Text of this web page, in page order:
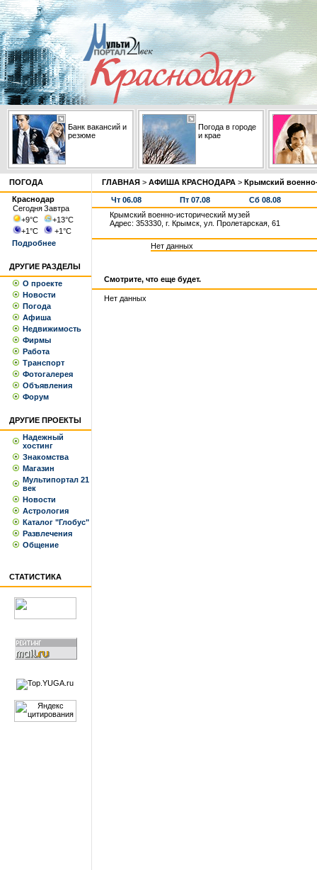
Банк вакансий и
резюме
Погода в городе
и крае
ПОГОДА
Краснодар
СегодняЗавтра
+9°С +13°С
+1°С +1°С
Подробнее
ДРУГИЕ РАЗДЕЛЫ
О проекте
Новости
Погода
Афиша
Недвижимость
Фирмы
Работа
Транспорт
Фотогалерея
Объявления
Форум
ДРУГИЕ ПРОЕКТЫ
Надежный
хостинг
Знакомства
Магазин
Мультипортал 21
век
Новости
Астрология
Каталог "Глобус"
Развлечения
Общение
СТАТИСТИКА
ГЛАВНАЯ > АФИША КРАСНОДАРА > Крымский
Чт 06.08 Пт 07.08
Сб 08.08
Крымский военно-исторический музей
Адрес: 353330, г. Крымск, ул. Пролетарская, 61
Нет данных
Смотрите, что еще будет.
Нет данных